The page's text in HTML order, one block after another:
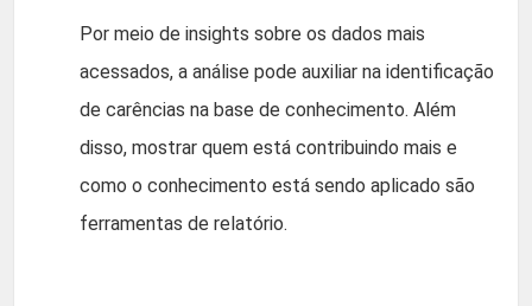
Por meio de insights sobre os dados mais
acessados, a análise pode auxiliar na identificação
de carências na base de conhecimento. Além
disso, mostrar quem está contribuindo mais e
como o conhecimento está sendo aplicado são
ferramentas de relatório.